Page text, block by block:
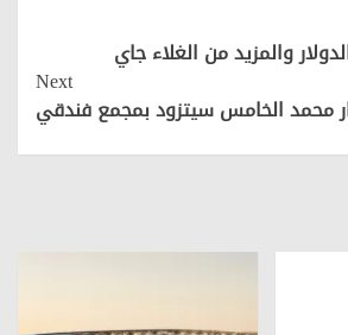
والمزيد من الغلاء جاي
Next
محمد الخامس سيتزود بمجمع فندقي